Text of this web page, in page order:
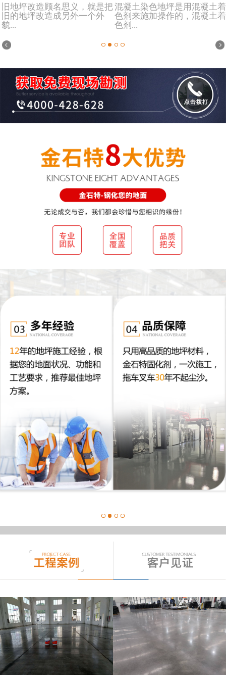
旧地坪改造顾名思义，就是把
旧的地坪改造成另外一个外
貌...
混凝土染色地坪是用混凝土着
色剂来施加操作的，混凝土着
色剂...